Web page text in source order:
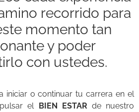
recorrido para
momento tan
y poder
con ustedes.
iniciar o continuar tu carrera en el
el
BIEN ESTARde nuestro